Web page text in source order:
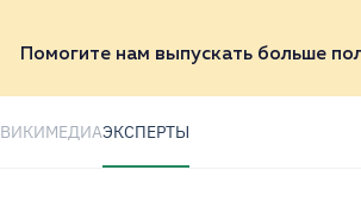
Помогите нам выпускать больше
ВИКИМЕДИАЭКСПЕРТЫ